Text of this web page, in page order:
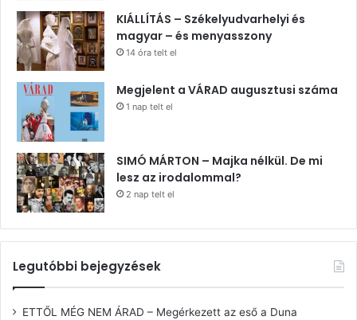
KIÁLLÍTÁS – Székelyudvarhelyi és
magyar – és menyasszony
14 óra telt el
Megjelent a VÁRAD augusztusi száma
1 nap telt el
SIMÓ MÁRTON – Majka nélkül. De mi
lesz az irodalommal?
2 nap telt el
Legutóbbi bejegyzések
ETTŐL MÉG NEM ÁRAD – Megérkezett az eső a Duna